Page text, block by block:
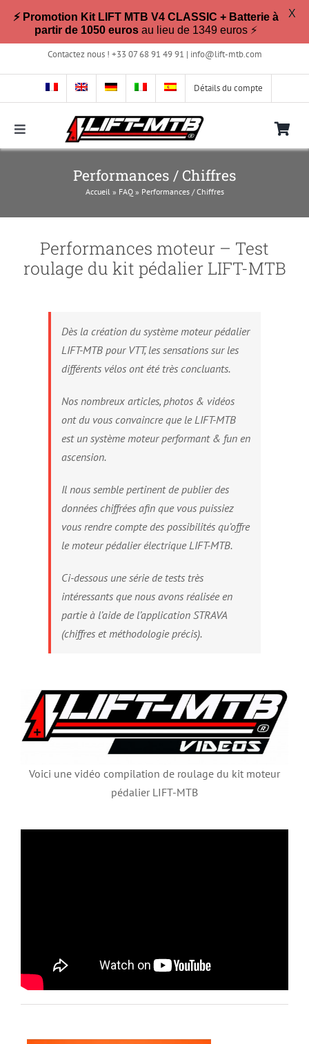
au
Contactez nous ! +33 07 68 91 49 91 | info@lift-mtb.com
Détails du compte
Toggle
Navigation
Compatible avec mon vélo ?
Photos & Vidéos
Performances / Chiffres
Accueil» FAQ» Performances / Chiffres
Performances moteur – Test
roulage du kit pédalier LIFT-MTB
Dès la création du système moteur pédalier
LIFT-MTB pour VTT, les sensations sur les
différents vélos ont été très concluants.
Nos nombreux articles, photos & vidéos
ont du vous convaincre que le LIFT-MTB
est un système moteur performant & fun en
ascension.
Il nous semble pertinent de publier des
données chiffrées afin que vous puissiez
vous rendre compte des possibilités qu’offre
le moteur pédalier électrique LIFT-MTB.
Ci-dessous une série de tests très
intéressants que nous avons réalisée en
partie à l’aide de l’application STRAVA
(chiffres et méthodologie précis).
Voici une vidéo compilation de roulage du kit moteur
pédalier LIFT-MTB
⚡ Promotion Kit LIFT MTB V4 CLASSIC + Batterie à
partir de 1050 euros au lieu de 1349 euros ⚡
X